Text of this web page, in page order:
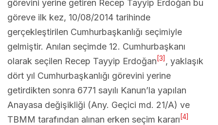
görevini yerine getiren Recep Tayyip Erdoğan bu
göreve ilk kez, 10/08/2014 tarihinde
gerçekleştirilen Cumhurbaşkanlığı seçimiyle
gelmiştir. Anılan seçimde 12. Cumhurbaşkanı
olarak seçilen Recep Tayyip Erdoğan [3] , yaklaşık
dört yıl Cumhurbaşkanlığı görevini yerine
getirdikten sonra 6771 sayılı Kanun’la yapılan
Anayasa değişikliği (Any. Geçici md. 21/A) ve
TBMM tarafından alınan erken seçim kararı [4]